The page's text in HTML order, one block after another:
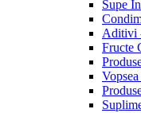
Supe
Aditivi
Fructe